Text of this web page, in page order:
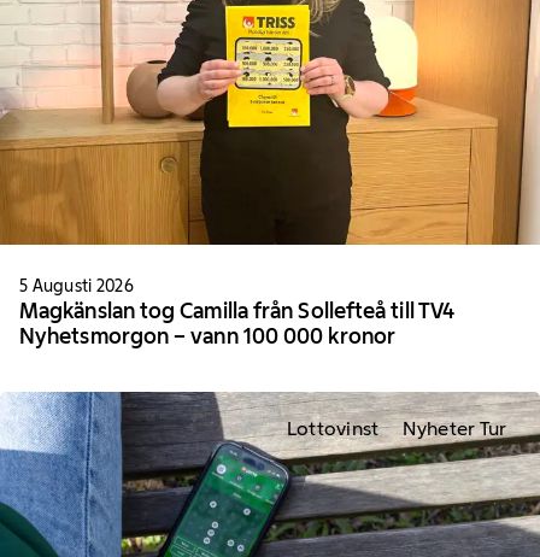
5 Augusti 2026
Magkänslan tog Camilla från Sollefteå till TV4
Nyhetsmorgon – vann 100 000 kronor
Lottovinst Nyheter Tur